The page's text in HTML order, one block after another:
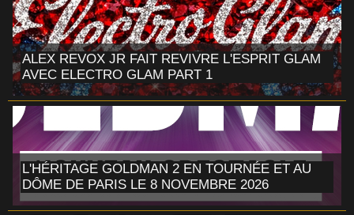
ALEX REVOX JR FAIT REVIVRE L'ESPRIT GLAM
AVEC ELECTRO GLAM PART 1
L'HÉRITAGE GOLDMAN 2 EN TOURNÉE ET AU
DÔME DE PARIS LE 8 NOVEMBRE 2026